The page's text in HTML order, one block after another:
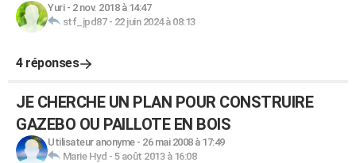
Yuri- 2 nov. 2018 à 14:47
stf_jpd87- 22 juin 2024 à 08:13
4 réponses
JE CHERCHE UN PLAN POUR CONSTRUIRE
GAZEBO OU PAILLOTE EN BOIS
Utilisateur anonyme- 26 mai 2008 à 17:49
Marie Hyd - 5 août 2013 à 16:08